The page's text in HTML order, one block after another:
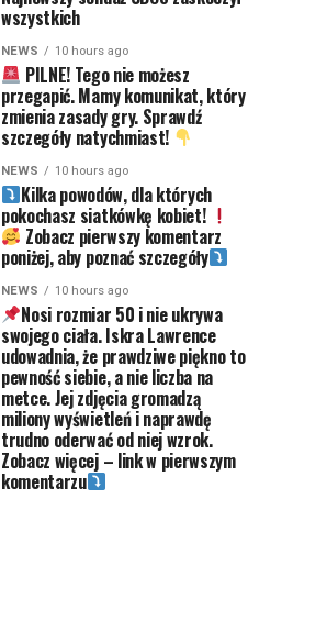
wszystkich
NEWS 10 hours ago
PILNE! Tego nie możesz
przegapić. Mamy komunikat, który
zmienia zasady gry. Sprawdź
szczegóły natychmiast!
NEWS 10 hours ago
Kilka powodów, dla których
pokochasz siatkówkę kobiet!
Zobacz pierwszy komentarz
poniżej, aby poznać szczegóły
NEWS 10 hours ago
Nosi rozmiar 50 i nie ukrywa
swojego ciała. Iskra Lawrence
udowadnia, że prawdziwe piękno to
pewność siebie, a nie liczba na
metce. Jej zdjęcia gromadzą
miliony wyświetleń i naprawdę
trudno oderwać od niej wzrok.
Zobacz więcej – link w pierwszym
komentarzu